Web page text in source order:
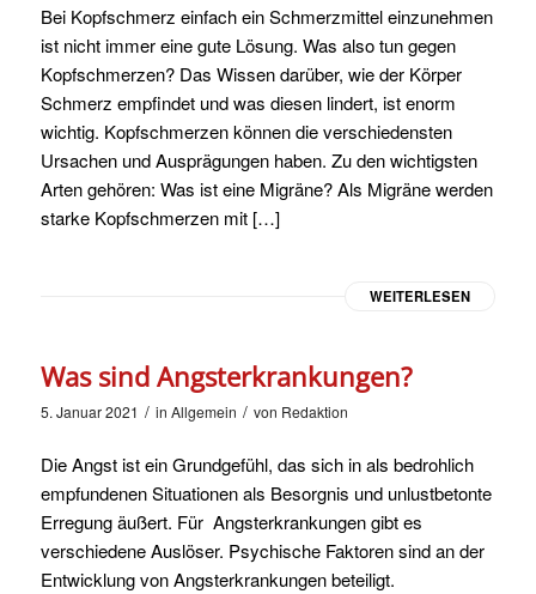
Bei Kopfschmerz einfach ein Schmerzmittel einzunehmen
ist nicht immer eine gute Lösung. Was also tun gegen
Kopfschmerzen? Das Wissen darüber, wie der Körper
Schmerz empfindet und was diesen lindert, ist enorm
wichtig. Kopfschmerzen können die verschiedensten
Ursachen und Ausprägungen haben. Zu den wichtigsten
Arten gehören: Was ist eine Migräne? Als Migräne werden
starke Kopfschmerzen mit […]
WEITERLESEN
Was sind Angsterkrankungen?
5. Januar 2021 / in Allgemein / von Redaktion
Die Angst ist ein Grundgefühl, das sich in als bedrohlich
empfundenen Situationen als Besorgnis und unlustbetonte
Erregung äußert. Für Angsterkrankungen gibt es
verschiedene Auslöser. Psychische Faktoren sind an der
Entwicklung von Angsterkrankungen beteiligt.